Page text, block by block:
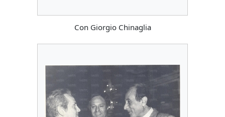
Con Giorgio Chinaglia